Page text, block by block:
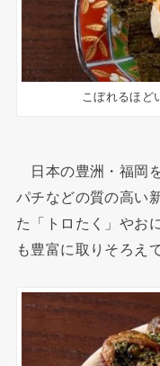
こぼれるほど
日本の豊洲・福岡
パチなどの質の高い
た「トロたく」やお
も豊富に取りそろえ